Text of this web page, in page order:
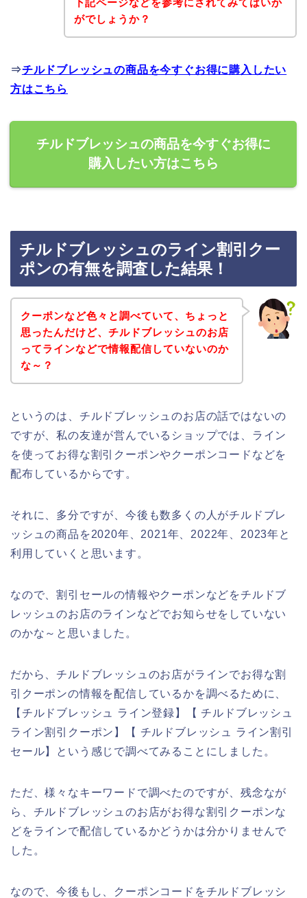
下記ページなどを参考にされてみてはいか
がでしょうか？
⇒チルドブレッシュの商品を今すぐお得に購入したい
方はこちら
チルドブレッシュの商品を今すぐお得に
購入したい方はこちら
チルドブレッシュのライン割引クー
ポンの有無を調査した結果！
クーポンなど色々と調べていて、ちょっと
思ったんだけど、チルドブレッシュのお店
ってラインなどで情報配信していないのか
な～？
というのは、チルドブレッシュのお店の話ではないの
ですが、私の友達が営んでいるショップでは、ライン
を使ってお得な割引クーポンやクーポンコードなどを
配布しているからです。
それに、多分ですが、今後も数多くの人がチルドブレ
ッシュの商品を2020年、2021年、2022年、2023年と
利用していくと思います。
なので、割引セールの情報やクーポンなどをチルドブ
レッシュのお店のラインなどでお知らせをしていない
のかな～と思いました。
だから、チルドブレッシュのお店がラインでお得な割
引クーポンの情報を配信しているかを調べるために、
【チルドブレッシュ ライン登録】【 チルドブレッシュ
ライン割引クーポン】【 チルドブレッシュ ライン割引
セール】という感じで調べてみることにしました。
ただ、様々なキーワードで調べたのですが、残念なが
ら、チルドブレッシュのお店がお得な割引クーポンな
どをラインで配信しているかどうかは分かりませんで
した。
なので、今後もし、クーポンコードをチルドブレッシ